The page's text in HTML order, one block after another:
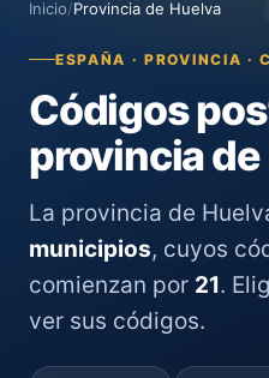
Inicio/Provincia de Huelva
ESPAÑA · PROVINCIA ·
Códigos
provincia de
La provincia de
municipios, cuyos
comienzan por 21.
ver sus códigos.